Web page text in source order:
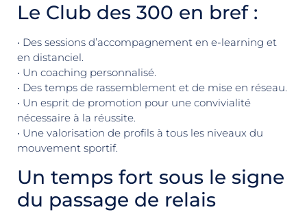
Le Club des 300 en bref :
• Des sessions d’accompagnement en e-learning et
en distanciel.
• Un coaching personnalisé.
• Des temps de rassemblement et de mise en réseau.
• Un esprit de promotion pour une convivialité
nécessaire à la réussite.
• Une valorisation de profils à tous les niveaux du
mouvement sportif.
Un temps fort sous le signe
du passage de relais